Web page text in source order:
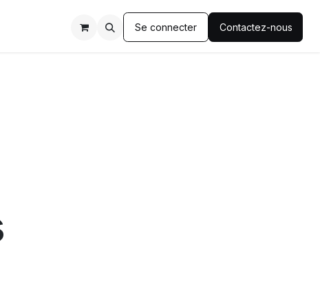
Se connecter Contactez-nous